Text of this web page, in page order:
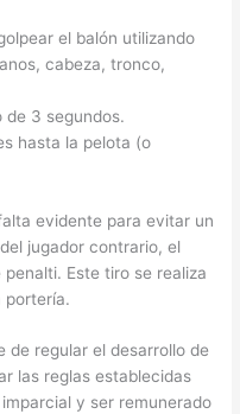
el balón utilizando
cabeza, tronco,
de 3 segundos.
hasta la pelota (o
evidente para evitar un
jugador contrario, el
Este tiro se realiza
portería.
de regular el desarrollo de
las reglas establecidas
y ser remunerado